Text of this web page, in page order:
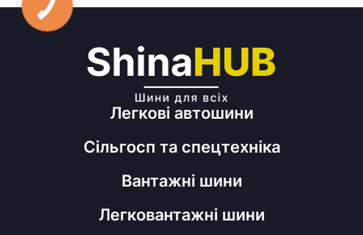
Легкові автошини
Сільгосп та спецтехніка
Вантажні шини
Легковантажні шини